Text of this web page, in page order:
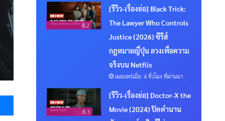
Messenger
8.2
[รีวิว-เรื่องย่อ] Black Trick:
The Lawyer Who Controls
Justice (2026) ซีรีส์
กฎหมายญี่ปุ่น ลวงเพื่อความ
จริงบน Netflix
เผยแพร่เมื่อ: 4 ชั่วโมง ที่ผ่านมา
8.3
[รีวิว-เรื่องย่อ] Doctor-X the
Movie (2024) ปิดตำนาน